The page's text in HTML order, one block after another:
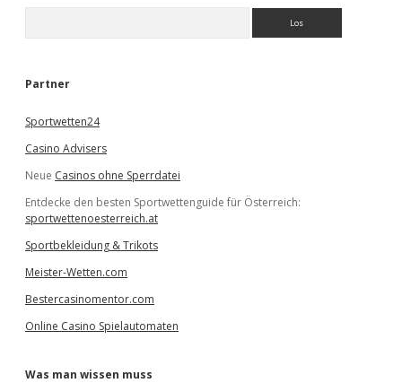
e
Partner
Sportwetten24
Casino Advisers
Neue Casinos ohne Sperrdatei
Entdecke den besten Sportwettenguide für Österreich:
sportwettenoesterreich.at
Sportbekleidung & Trikots
Meister-Wetten.com
Bestercasinomentor.com
Online Casino Spielautomaten
Was man wissen muss